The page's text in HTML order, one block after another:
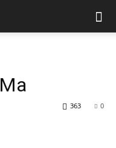
0
363